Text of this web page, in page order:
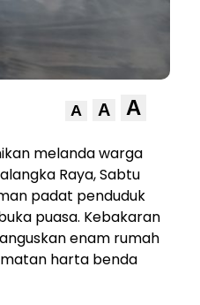
A A A
melanda warga
Raya, Sabtu
padat penduduk
puasa. Kebakaran
enam rumah
harta benda